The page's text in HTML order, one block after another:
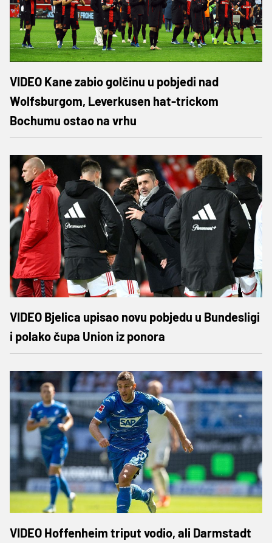
VIDEO Kane zabio golčinu u pobjedi nad
Wolfsburgom, Leverkusen hat-trickom
Bochumu ostao na vrhu
VIDEO Bjelica upisao novu pobjedu u Bundesligi
i polako čupa Union iz ponora
VIDEO Hoffenheim triput vodio, ali Darmstadt